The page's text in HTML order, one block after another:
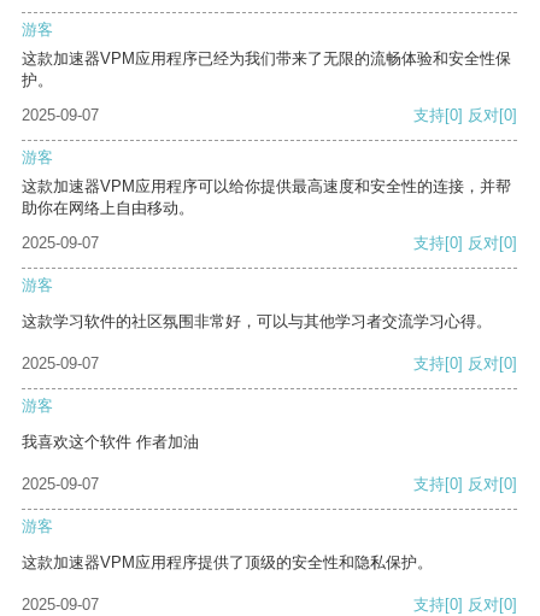
游客
这款加速器VPM应用程序已经为我们带来了无限的流畅体验和安全性保
护。
2025-09-07
支持[0] 反对[0]
游客
这款加速器VPM应用程序可以给你提供最高速度和安全性的连接，并帮
助你在网络上自由移动。
2025-09-07
支持[0] 反对[0]
游客
这款学习软件的社区氛围非常好，可以与其他学习者交流学习心得。
2025-09-07 支持[0] 反对[0]
游客
我喜欢这个软件 作者加油
2025-09-07 支持[0] 反对[0]
游客
这款加速器VPM应用程序提供了顶级的安全性和隐私保护。
2025-09-07 支持[0] 反对[0]